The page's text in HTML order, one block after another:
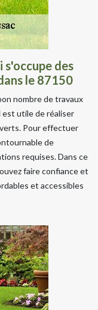
s'occupe des
le 87150
nombre de travaux
est utile de réaliser
Pour effectuer
de
requises. Dans ce
faire confiance et
et accessibles